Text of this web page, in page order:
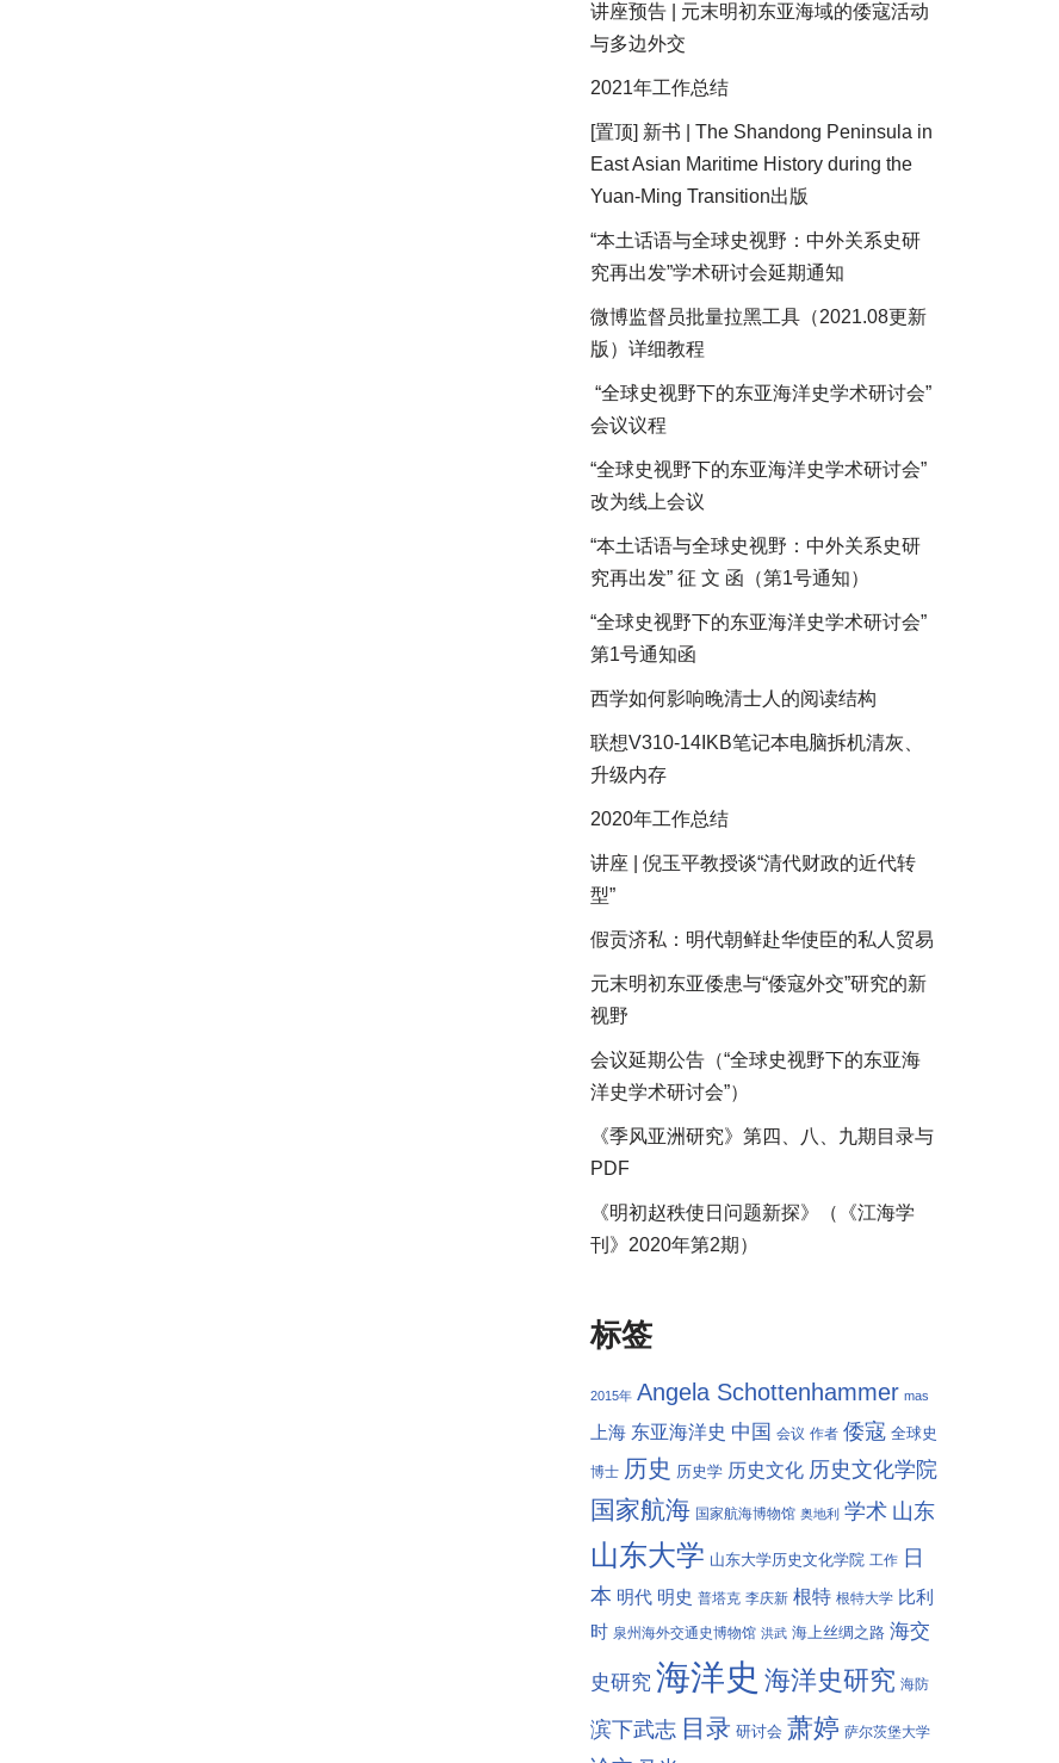
讲座预告 | 元末明初东亚海域的倭寇活动
与多边外交
2021年工作总结
[置顶] 新书 | The Shandong Peninsula in
East Asian Maritime History during the
Yuan-Ming Transition出版
“本土话语与全球史视野：中外关系史研
究再出发”学术研讨会延期通知
微博监督员批量拉黑工具（2021.08更新
版）详细教程
“全球史视野下的东亚海洋史学术研讨会”
会议议程
“全球史视野下的东亚海洋史学术研讨会”
改为线上会议
“本土话语与全球史视野：中外关系史研
究再出发” 征 文 函（第1号通知）
“全球史视野下的东亚海洋史学术研讨会”
第1号通知函
西学如何影响晚清士人的阅读结构
联想V310-14IKB笔记本电脑拆机清灰、
升级内存
2020年工作总结
讲座 | 倪玉平教授谈“清代财政的近代转
型”
假贡济私：明代朝鲜赴华使臣的私人贸易
元末明初东亚倭患与“倭寇外交”研究的新
视野
会议延期公告（“全球史视野下的东亚海
洋史学术研讨会”）
《季风亚洲研究》第四、八、九期目录与
PDF
《明初赵秩使日问题新探》（《江海学
刊》2020年第2期）
标签
2015年 Angela Schottenhammer mas
上海 东亚海洋史 中国 会议 作者 倭寇 全球史
博士 历史 历史学 历史文化 历史文化学院
国家航海 国家航海博物馆 奥地利 学术 山东
山东大学 山东大学历史文化学院 工作 日
本 明代 明史 普塔克 李庆新 根特 根特大学 比利
时 泉州海外交通史博物馆 洪武 海上丝绸之路 海交
史研究 海洋史 海洋史研究 海防
滨下武志 目录 研讨会 萧婷 萨尔茨堡大学